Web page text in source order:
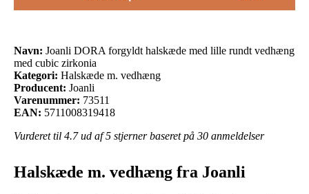
Navn: Joanli DORA forgyldt halskæde med lille rundt vedhæng
med cubic zirkonia
Kategori: Halskæde m. vedhæng
Producent: Joanli
Varenummer: 73511
EAN: 5711008319418
Vurderet til 4.7ud af 5 stjerner baseret på 30 anmeldelser
Halskæde m. vedhæng fra Joanli